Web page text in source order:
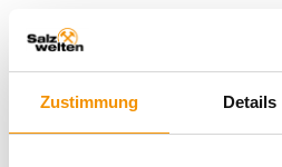
Zustimmung Details